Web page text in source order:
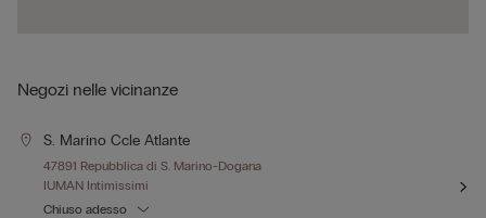
Negozi nelle vicinanze
S. Marino Ccle Atlante
47891 Repubblica di S. Marino-Dogana
IUMAN Intimissimi
Chiuso adesso